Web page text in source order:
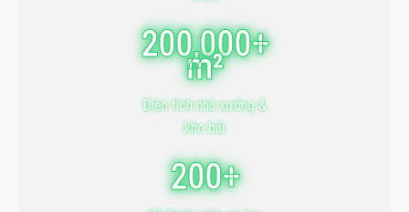
200,000+
m²
Diện tích nhà xưởng &
kho bãi
200+